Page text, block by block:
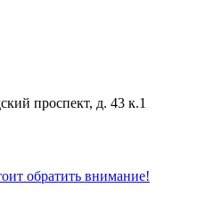
проспект, д. 43 к.1
обратить внимание!